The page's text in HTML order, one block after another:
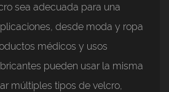
sea adecuada para una
desde moda y ropa
médicos y usos
pueden usar la misma
múltiples tipos de velcro,